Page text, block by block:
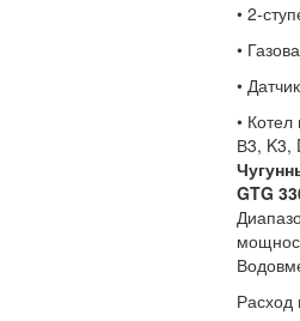
• 2-
•
•
•
В3, K3,
GTG
Расход